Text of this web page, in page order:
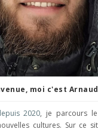
moi c'est
2020, je parcours
cultures. Sur ce